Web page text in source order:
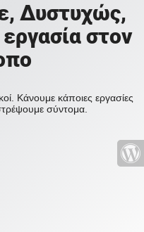
Δυστυχώς,
στον
Κάνουμε κάποιες εργασίες
σύντομα.